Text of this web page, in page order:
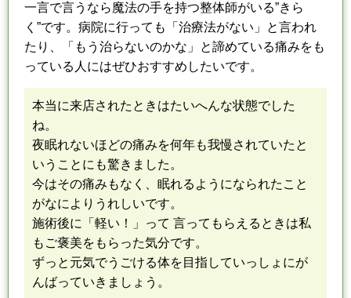
一言で言うなら魔法の手を持つ整体師がいる”きら
く”です。 病院に行っても「治療法がない」と言われ
たり、「もう治らないのかな」と諦めている痛みをも
っている人にはぜひおすすめしたいです。
本当に来店されたときはたいへんな状態でした
ね。
夜眠れないほどの痛みを何年も我慢されていたと
いうことにも驚きました。
今はその痛みもなく、眠れるようになられたこと
がなによりうれしいです。
施術後に「軽い！」って 言ってもらえるときは私
もご褒美をもらった気分です。
ずっと元気でうごける体を目指していっしょにが
んばっていきましょう。